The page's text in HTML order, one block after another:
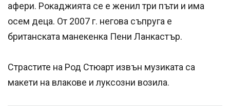
афери. Рокаджията се е женил три пъти и има
осем деца. От 2007 г. негова съпруга е
британската манекенка Пени Ланкастър.
Страстите на Род Стюарт извън музиката са
макети на влакове и луксозни возила.